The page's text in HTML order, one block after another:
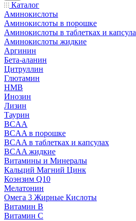
Каталог
Аминокислоты
Аминокислоты в порошке
Аминокислоты в таблетках и
Аминокислоты жидкие
Аргинин
Бета-аланин
Цитруллин
Глютамин
HMB
Инозин
Лизин
Таурин
BCAA
BCAA в порошке
BCAA в таблетках и капсулах
BCAA жидкие
Витамины и Минералы
Кальций Магний Цинк
Коэнзим Q10
Мелатонин
Омега 3 Жирные Кислоты
Витамин B
Витамин C